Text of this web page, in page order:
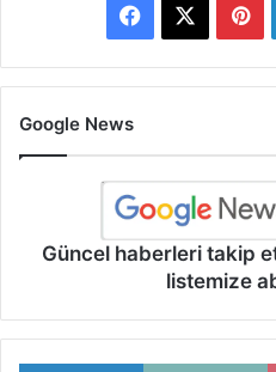
Facebook
Google News
Güncel haberleri takip
listemize